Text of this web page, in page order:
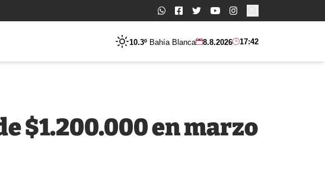
Buscar:
10.3º Bahía Blanca 8.8.2026 17:42
$1.200.000 en marzo